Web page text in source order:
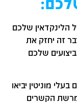
הלינקדאין שלכם
זה יחזק את
שלכם
מוניטין יביאו
מרשת הקשרים